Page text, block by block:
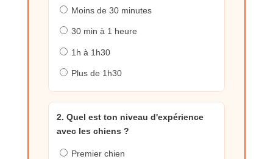
Moins de 30 minutes
30 min à 1 heure
1h à 1h30
Plus de 1h30
2. Quel est ton niveau d'expérience
avec les chiens ?
Premier chien